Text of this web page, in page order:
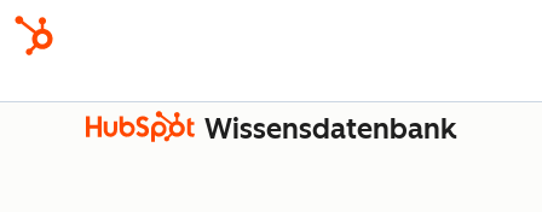
Wissensdatenbank